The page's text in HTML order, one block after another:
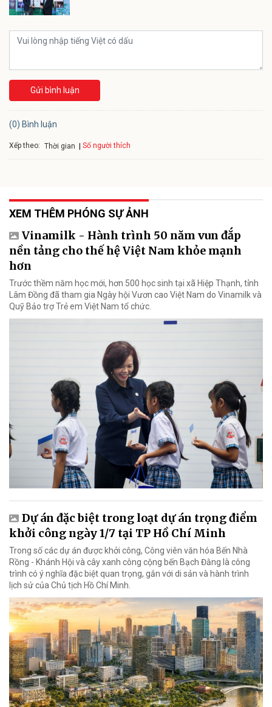
Gửi bình luận
(0) Bình luận
Xếp theo: Thời gian Số người thích
XEM THÊM PHÓNG SỰ ẢNH
Vinamilk - Hành trình 50 năm vun đắp
nền tảng cho thế hệ Việt Nam khỏe mạnh
hơn
Trước thềm năm học mới, hơn 500 học sinh tại xã Hiệp Thạnh, tỉnh
Lâm Đồng đã tham gia Ngày hội Vươn cao Việt Nam do Vinamilk và
Quỹ Bảo trợ Trẻ em Việt Nam tổ chức.
Dự án đặc biệt trong loạt dự án trọng điểm
khởi công ngày 1/7 tại TP Hồ Chí Minh
Trong số các dự án được khởi công, Công viên văn hóa Bến Nhà
Rồng - Khánh Hội và cây xanh công cộng bến Bạch Đằng là công
trình có ý nghĩa đặc biệt quan trọng, gắn với di sản và hành trình
lịch sử của Chủ tịch Hồ Chí Minh.